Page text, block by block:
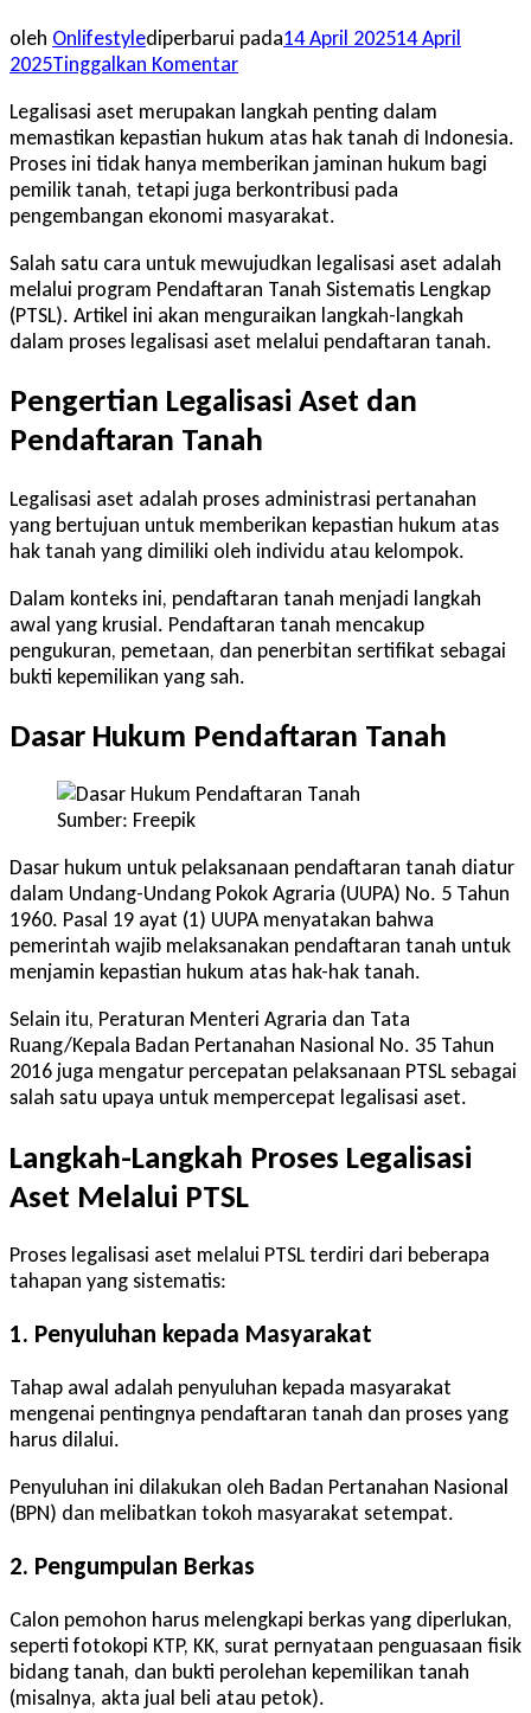
oleh Onlifestylediperbarui pada14 April 202514 April
2025Tinggalkan Komentarpada
Tahu!
Begini
Proses
Legalisasi
Aset
Pendaftaran
Tanah
Legalisasi aset merupakan langkah penting dalam
memastikan kepastian hukum atas hak tanah di Indonesia.
Proses ini tidak hanya memberikan jaminan hukum bagi
pemilik tanah, tetapi juga berkontribusi pada
pengembangan ekonomi masyarakat.
Salah satu cara untuk mewujudkan legalisasi aset adalah
melalui program Pendaftaran Tanah Sistematis Lengkap
(PTSL). Artikel ini akan menguraikan langkah-langkah
dalam proses legalisasi aset melalui pendaftaran tanah.
Pengertian Legalisasi Aset dan
Pendaftaran Tanah
Legalisasi aset adalah proses administrasi pertanahan
yang bertujuan untuk memberikan kepastian hukum atas
hak tanah yang dimiliki oleh individu atau kelompok.
Dalam konteks ini, pendaftaran tanah menjadi langkah
awal yang krusial. Pendaftaran tanah mencakup
pengukuran, pemetaan, dan penerbitan sertifikat sebagai
bukti kepemilikan yang sah.
Dasar Hukum Pendaftaran Tanah
Sumber: Freepik
Dasar hukum untuk pelaksanaan pendaftaran tanah diatur
dalam Undang-Undang Pokok Agraria (UUPA) No. 5 Tahun
1960. Pasal 19 ayat (1) UUPA menyatakan bahwa
pemerintah wajib melaksanakan pendaftaran tanah untuk
menjamin kepastian hukum atas hak-hak tanah.
Selain itu, Peraturan Menteri Agraria dan Tata
Ruang/Kepala Badan Pertanahan Nasional No. 35 Tahun
2016 juga mengatur percepatan pelaksanaan PTSL sebagai
salah satu upaya untuk mempercepat legalisasi aset.
Langkah-Langkah Proses Legalisasi
Aset Melalui PTSL
Proses legalisasi aset melalui PTSL terdiri dari beberapa
tahapan yang sistematis:
1. Penyuluhan kepada Masyarakat
Tahap awal adalah penyuluhan kepada masyarakat
mengenai pentingnya pendaftaran tanah dan proses yang
harus dilalui.
Penyuluhan ini dilakukan oleh Badan Pertanahan Nasional
(BPN) dan melibatkan tokoh masyarakat setempat.
2. Pengumpulan Berkas
Calon pemohon harus melengkapi berkas yang diperlukan,
seperti fotokopi KTP, KK, surat pernyataan penguasaan fisik
bidang tanah, dan bukti perolehan kepemilikan tanah
(misalnya, akta jual beli atau petok).